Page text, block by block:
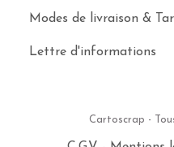
Modes de livraison &
Lettre d'informations
Cartoscrap -